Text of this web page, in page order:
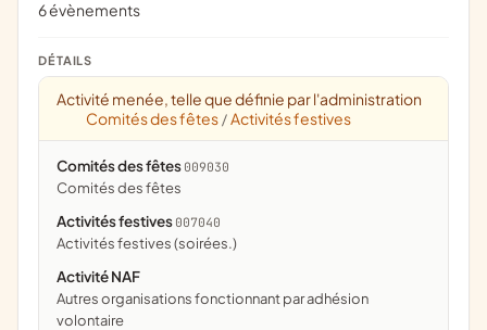
6 évènements
DÉTAILS
Activité menée, telle que définie par l'administration
Comités des fêtes / Activités festives
Comités des fêtes 009030
comités des fêtes
Activités festives 007040
activités festives (soirées.)
Activité NAF
Autres organisations fonctionnant par adhésion
volontaire